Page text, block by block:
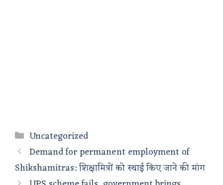
Categories
Uncategorized
Demand for permanent employment of
Shikshamitras: शिक्षामित्रों को स्थाई किए जाने की मांग